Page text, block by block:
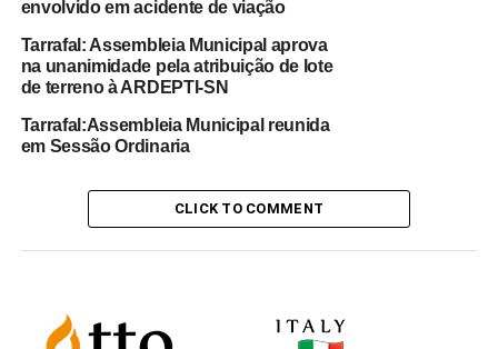
lugar SN Pescado, cujo objetivo é a embalagem e
tratamento do pescado a vácuo.
Fonte: Facebook Municipio do Tarrafal de São Nicolau
RELATED TOPICS: DESTAQUE
Ribeira Brava: Morte de Liliam Almeida sob
investigação
Breves: Municipio de Tarrafal recebeu o Startup
Weekend
envolvido em acidente de viação
Tarrafal: Assembleia Municipal aprova
na unanimidade pela atribuição de lote
de terreno à ARDEPTI-SN
Tarrafal:Assembleia Municipal reunida
em Sessão Ordinaria
CLICK TO COMMENT